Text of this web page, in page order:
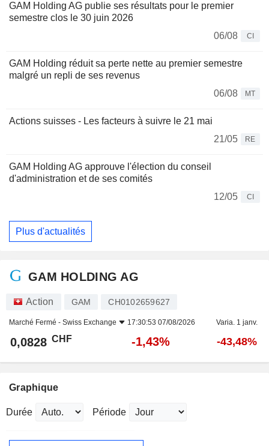
GAM Holding AG publie ses résultats pour le premier
semestre clos le 30 juin 2026
06/08
CI
GAM Holding réduit sa perte nette au premier semestre
malgré un repli de ses revenus
06/08
MT
Actions suisses - Les facteurs à suivre le 21 mai
21/05
RE
GAM Holding AG approuve l'élection du conseil
d'administration et de ses comités
12/05
CI
Plus d'actualités
GAM HOLDING AG
Action GAM CH0102659627
Marché Fermé - Swiss Exchange 17:30:53 07/08/2026 Varia. 1 janv.
0,0828 CHF -1,43% -43,48%
Graphique
Durée Période